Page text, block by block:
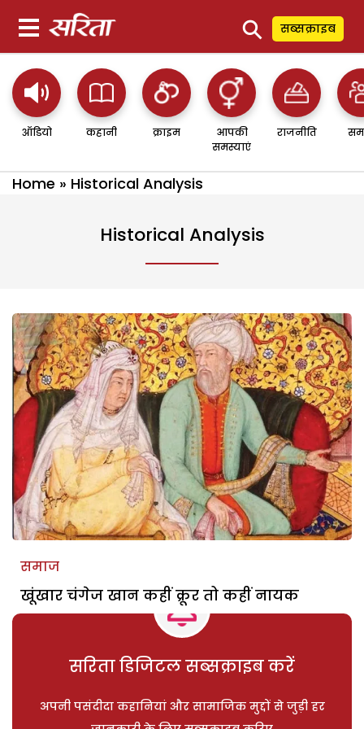
⚲ सब्सक्राइब
ऑडियो कहानी क्राइम
आपकी
समस्याएं
राजनीति
Home » Historical Analysis
Historical Analysis
समाज
खूंखार चंगेज खान कहीं क्रूर तो कहीं नायक
सरिता डिजिटल सब्सक्राइब करें
अपनी पसंदीदा कहानियां और सामाजिक मुद्दों से जुड़ी हर